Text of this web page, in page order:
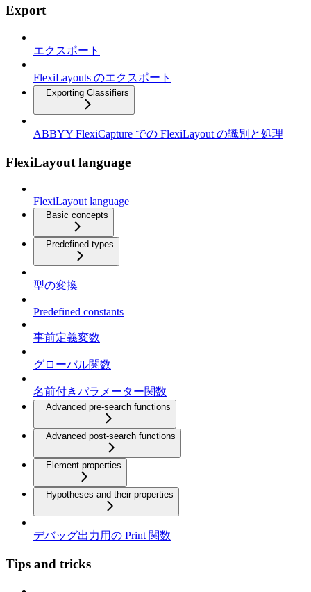
Export
エクスポート
FlexiLayouts のエクスポート
Exporting Classifiers
ABBYY FlexiCapture での FlexiLayout の識別と処理
FlexiLayout language
FlexiLayout language
Basic concepts
Predefined types
型の変換
Predefined constants
事前定義変数
グローバル関数
名前付きパラメーター関数
Advanced pre-search functions
Advanced post-search functions
Element properties
Hypotheses and their properties
デバッグ出力用の Print 関数
Tips and tricks